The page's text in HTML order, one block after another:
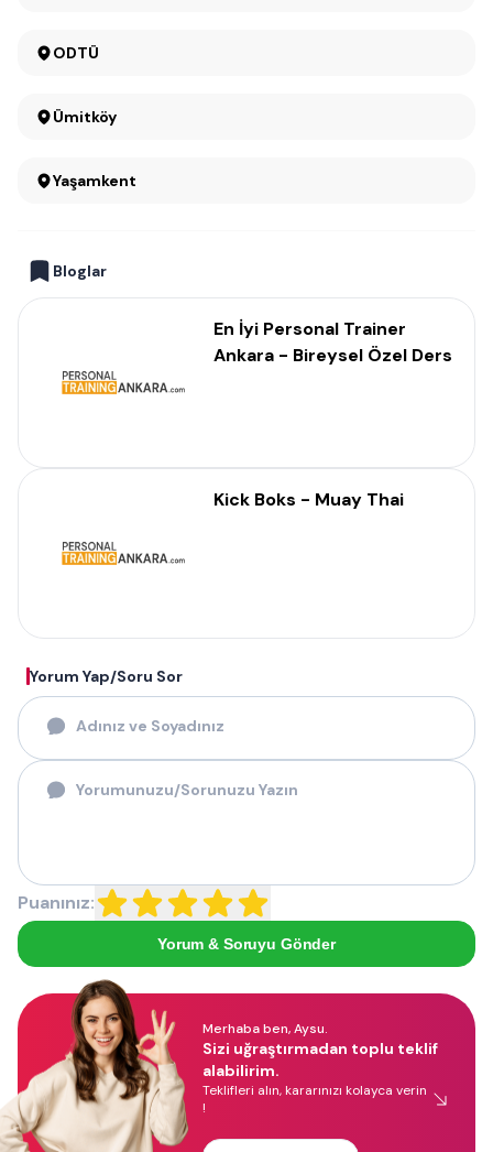
ODTÜ
Ümitköy
Yaşamkent
Bloglar
En İyi Personal Trainer
Ankara - Bireysel Özel Ders
Kick Boks - Muay Thai
Yorum Yap/Soru Sor
Puanınız:
Yorum & Soruyu Gönder
Merhaba ben, Aysu.
Sizi uğraştırmadan toplu teklif
alabilirim.
Teklifleri alın, kararınızı kolayca verin
!